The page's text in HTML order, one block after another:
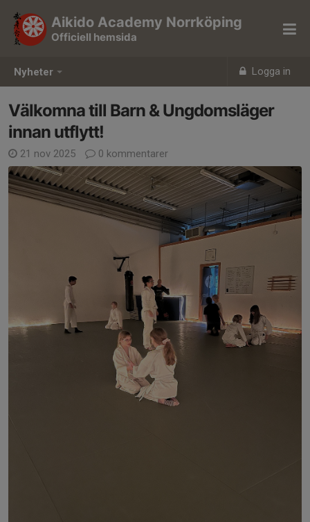
Nyheter Logga in
Aikido Academy Norrköping
Officiell hemsida
Välkomna till Barn & Ungdomsläger
innan utflytt!
21 nov 2025 0 kommentarer